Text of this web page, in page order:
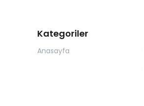
Kategoriler
Anasayfa